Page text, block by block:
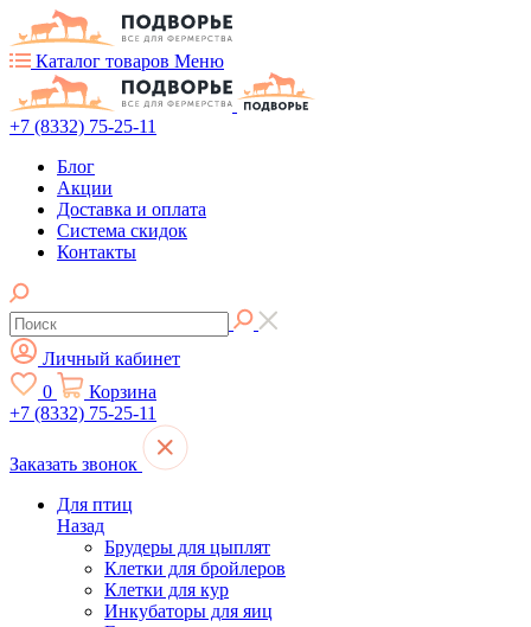
Каталог товаров Меню
+7 (8332) 75-25-11
Блог
Акции
Доставка и оплата
Система скидок
Контакты
Личный кабинет
0
Корзина
+7 (8332) 75-25-11
Заказать звонок
Для птиц
Назад
Брудеры для цыплят
Клетки для бройлеров
Клетки для кур
Инкубаторы для яиц